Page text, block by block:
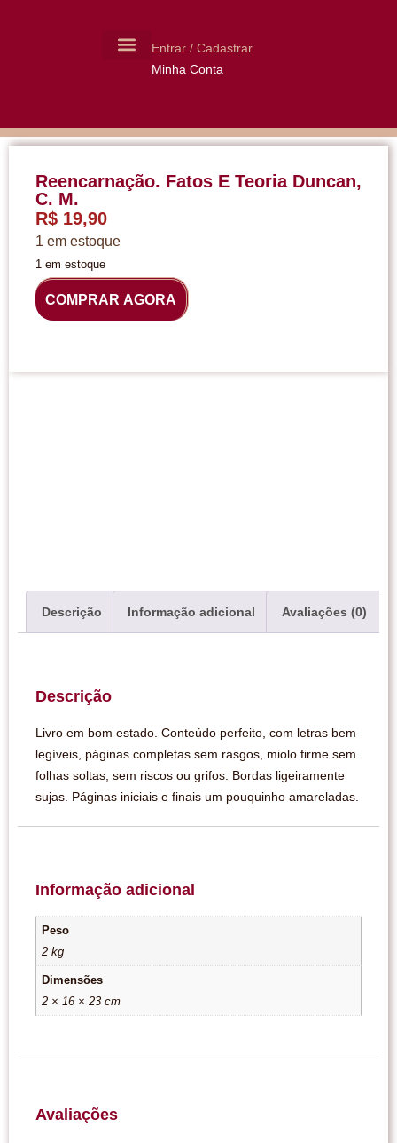
Entrar / Cadastrar
Minha Conta
Descrição Informação adicional Avaliações (0)
Descrição
Livro em bom estado. Conteúdo perfeito, com letras bem
legíveis, páginas completas sem rasgos, miolo firme sem
folhas soltas, sem riscos ou grifos. Bordas ligeiramente
sujas. Páginas iniciais e finais um pouquinho amareladas.
Informação adicional
Peso
2 kg
Dimensões
2 × 16 × 23 cm
Avaliações
Reencarnação. Fatos E Teoria Duncan,
C. M.
R$ 19,90
1 em estoque
1 em estoque
COMPRAR AGORA